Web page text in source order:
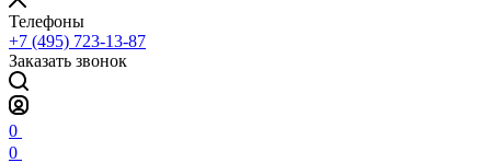
Телефоны
+7 (495) 723-13-87
Заказать звонок
0
0